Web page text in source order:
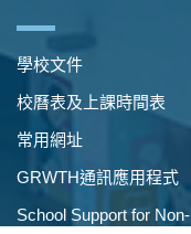
學校文件
校曆表及上課時間表
常用網址
GRWTH通訊應用程式
School Support for Non-